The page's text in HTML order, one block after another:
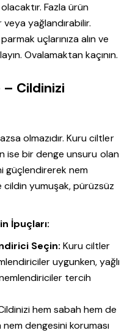
Fazla ürün
yağlandırabilir.
uçlarınıza alın ve
Ovalamaktan kaçının.
– Cildinizi
olmazıdır. Kuru ciltler
ise bir denge unsuru olan
güçlendirerek nem
cildin yumuşak, pürüzsüz
İpuçları:
Seçin: Kuru ciltler
uygunken, yağlı
tercih
hem sabah hem de
dengesini koruması